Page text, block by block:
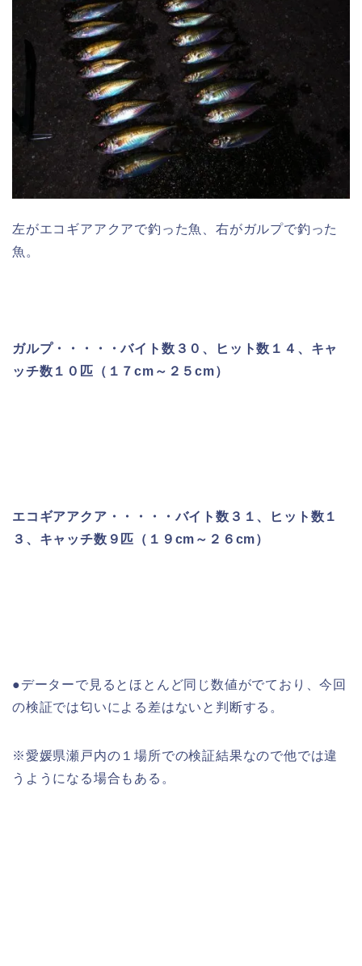
左がエコギアアクアで釣った魚、右がガルプで釣った
魚。
ガルプ・・・・・バイト数３０、ヒット数１４、キャ
ッチ数１０匹（１７cm～２５cm）
エコギアアクア・・・・・バイト数３１、ヒット数１
３、キャッチ数９匹（１９cm～２６cm）
●データーで見るとほとんど同じ数値がでており、今回
の検証では匂いによる差はないと判断する。
※愛媛県瀬戸内の１場所での検証結果なので他では違
うようになる場合もある。